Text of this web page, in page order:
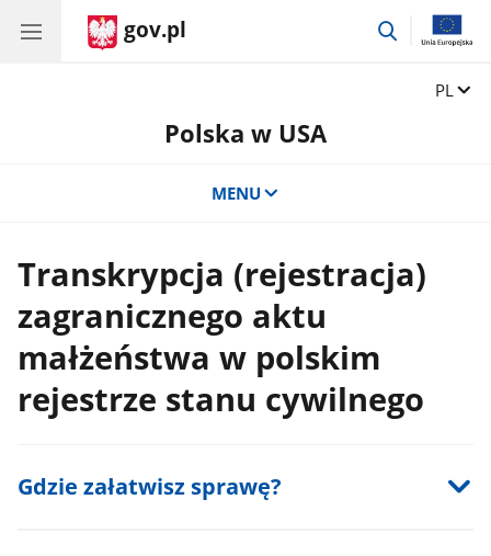
gov.pl
przejdź
Zmień
PL
Polska w USA
MENU
Transkrypcja (rejestracja)
zagranicznego aktu
małżeństwa w polskim
rejestrze stanu cywilnego
Gdzie załatwisz sprawę?